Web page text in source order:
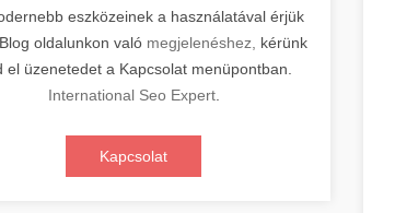
eszközeinek a használatával érjük
oldalunkon való megjelenéshez,
kérünk
el üzenetedet a Kapcsolat menüpontban.
International Seo Expert.
Kapcsolat